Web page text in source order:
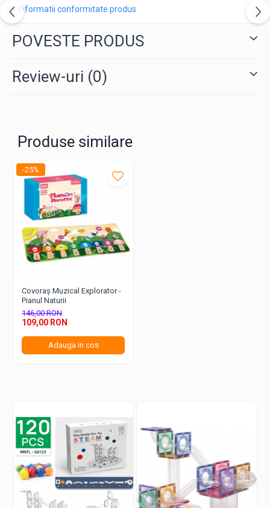
Dimensiuni Generoase
ample (100 x 30 cm), oferind suficient spațiu pentru ca
micuții să exploreze fiecare notă muzicală cu
entuziasm.
Spectacolul Sunetelor și Muzicii:
covorașului produce sunete diferite, de la mârâitul
vesel al animalelor de fermă până la melodii liniștitoare,
stimulând auzul și răspunsul la stimuli sonori ai
la verdele intens al ierbii până la culorile reale
strălucitoare ale animalelor, dezvoltă recunoașterea
vizuală a culorilor și stimulează creativitatea.
Calitate Premium și Certificare de Siguranță:
Covorașul nostru este nu doar un poligon de joacă, ci și
un exemplu de calitate și siguranță. Fabricat din
covorașului, cum ar fi animalele, copacii și dealurile,
sunt realizate cu atenție la detalii, încurajând
recunoașterea formelor și stimulând imaginația.
Siguranță și Calitate:Fabricat din materiale sigure și non-
toxice, covorașul este conceput pentru a fi durabil și ușor de
curățat, oferind părinților liniștea că micuții lor se joacă într-un
mediu sigur.
Potrivit pentru Varste diverse:Ideal pentru copii de la vârste
Informatii conformitate produs
POVESTE PRODUS
Review-uri (0)
Produse similare
-25%
Covoraș Muzical Explorator -
Pianul Naturii
146,00 RON
109,00 RON
Adauga in cos